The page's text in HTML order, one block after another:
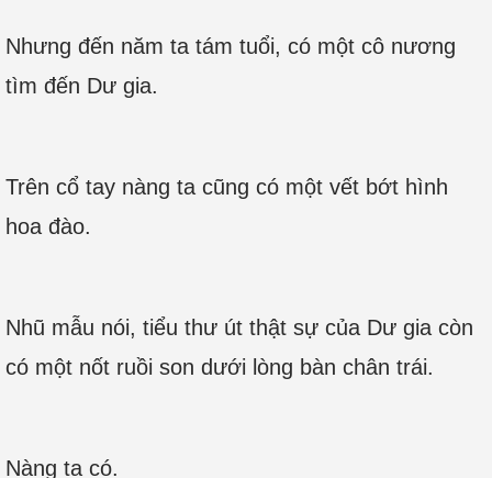
Nhưng đến năm ta tám tuổi, có một cô nương
tìm đến Dư gia.
Trên cổ tay nàng ta cũng có một vết bớt hình
hoa đào.
Nhũ mẫu nói, tiểu thư út thật sự của Dư gia còn
có một nốt ruồi son dưới lòng bàn chân trái.
Nàng ta có.